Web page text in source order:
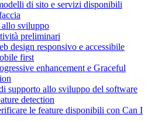
di sito e servizi disponibili
sviluppo
preliminari
design responsivo e accessibile
first
enhancement e Graceful
supporto allo sviluppo del software
detection
le feature disponibili con Can I